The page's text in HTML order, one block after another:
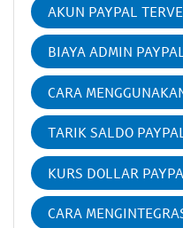
AKUN PAYPAL
BIAYA ADMIN
CARA
TARIK SALDO
KURS DOLLAR
CARA